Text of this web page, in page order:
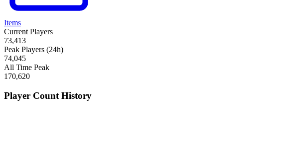
Items
Current Players
73,413
Peak Players (24h)
74,045
All Time Peak
170,620
Player Count History